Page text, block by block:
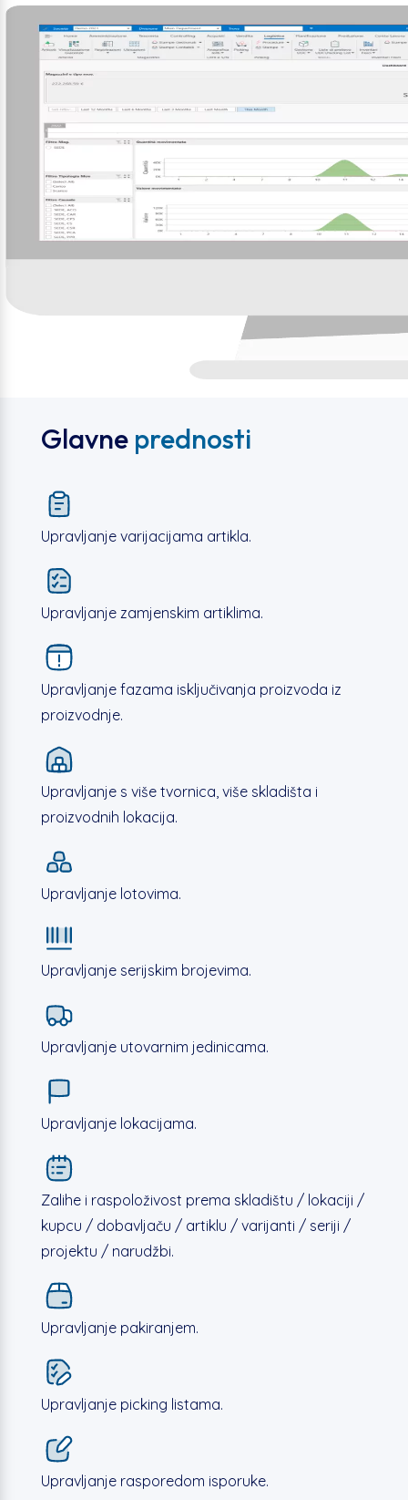
Glavne prednosti
Upravljanje varijacijama artikla.
Upravljanje zamjenskim artiklima.
Upravljanje fazama isključivanja proizvoda iz
proizvodnje.
Upravljanje s više tvornica, više skladišta i
proizvodnih lokacija.
Upravljanje lotovima.
Upravljanje serijskim brojevima.
Upravljanje utovarnim jedinicama.
Upravljanje lokacijama.
Zalihe i raspoloživost prema skladištu / lokaciji /
kupcu / dobavljaču / artiklu / varijanti / seriji /
projektu / narudžbi.
Upravljanje pakiranjem.
Upravljanje picking listama.
Upravljanje rasporedom isporuke.